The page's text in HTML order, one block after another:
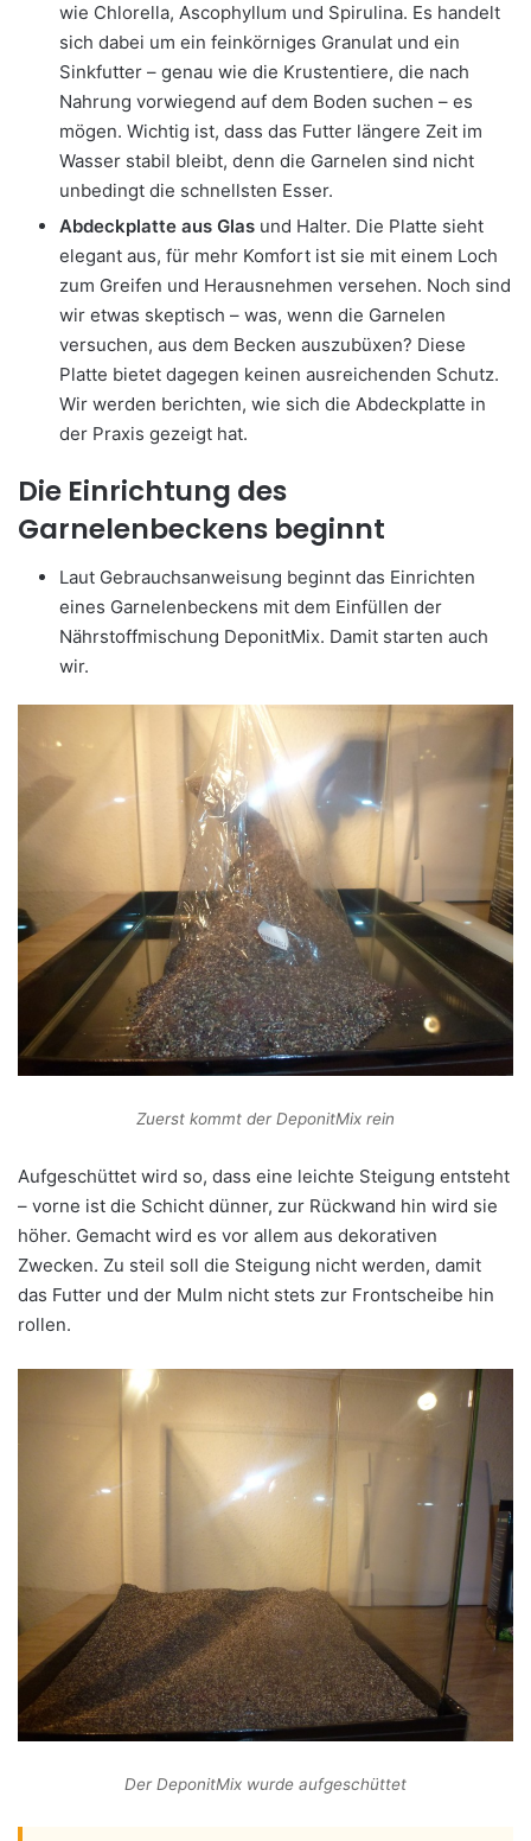
wie Chlorella, Ascophyllum und Spirulina. Es handelt
sich dabei um ein feinkörniges Granulat und ein
Sinkfutter – genau wie die Krustentiere, die nach
Nahrung vorwiegend auf dem Boden suchen – es
mögen. Wichtig ist, dass das Futter längere Zeit im
Wasser stabil bleibt, denn die Garnelen sind nicht
unbedingt die schnellsten Esser.
Abdeckplatte aus Glas und Halter. Die Platte sieht
elegant aus, für mehr Komfort ist sie mit einem Loch
zum Greifen und Herausnehmen versehen. Noch sind
wir etwas skeptisch – was, wenn die Garnelen
versuchen, aus dem Becken auszubüxen? Diese
Platte bietet dagegen keinen ausreichenden Schutz.
Wir werden berichten, wie sich die Abdeckplatte in
der Praxis gezeigt hat.
Die Einrichtung des
Garnelenbeckens beginnt
Laut Gebrauchsanweisung beginnt das Einrichten
eines Garnelenbeckens mit dem Einfüllen der
Nährstoffmischung DeponitMix. Damit starten auch
wir.
Zuerst kommt der DeponitMix rein
Aufgeschüttet wird so, dass eine leichte Steigung entsteht
– vorne ist die Schicht dünner, zur Rückwand hin wird sie
höher. Gemacht wird es vor allem aus dekorativen
Zwecken. Zu steil soll die Steigung nicht werden, damit
das Futter und der Mulm nicht stets zur Frontscheibe hin
rollen.
Der DeponitMix wurde aufgeschüttet